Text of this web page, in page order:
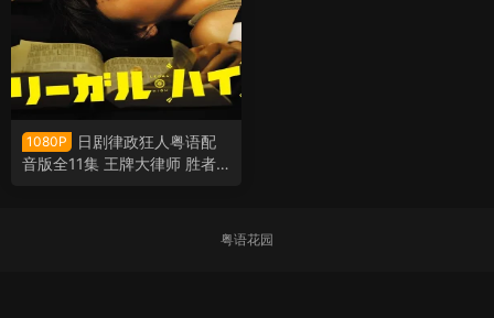
1080P
日剧律政狂人粤语配
音版全11集 王牌大律师 胜者
粤语花园